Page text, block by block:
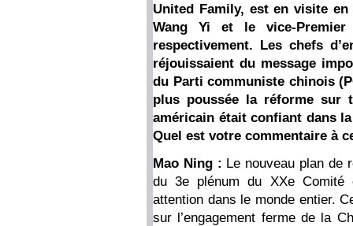
United Family, est en visite
Wang Yi et le vice-
respectivement. Les chefs
réjouissaient du message
du Parti communiste chinois
plus poussée la réforme sur
américain était confiant dans
Quel est votre commentaire à
Mao Ning : Le nouveau plan de
du 3e plénum du XXe Comité
attention dans le monde entier.
sur l’engagement ferme de la